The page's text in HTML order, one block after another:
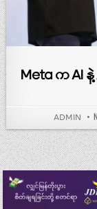
Meta က AI
AUTHOR:
ADMIN